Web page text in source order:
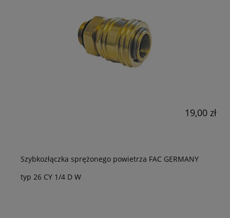
19,00 zł
Szybkozłączka sprężonego powietrza FAC GERMANY
typ 26 CY 1/4 D W